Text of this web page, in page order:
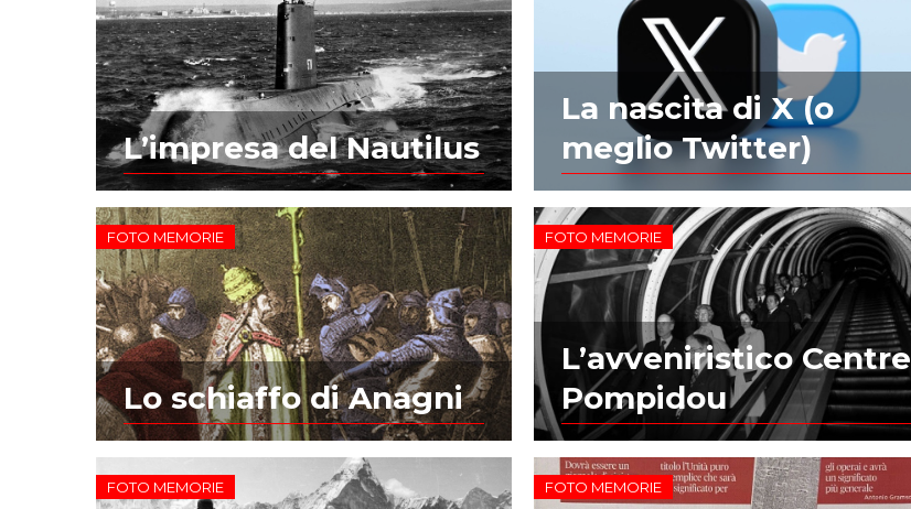
L’impresa del Nautilus
La nascita di X (o
meglio Twitter)
FOTO MEMORIE
Lo schiaffo di Anagni
FOTO MEMORIE
L’avveniristico Centre
Pompidou
FOTO MEMORIE FOTO MEMORIE